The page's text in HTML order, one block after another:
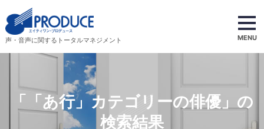
声・音声に関するトータルマネジメント MENU
「「あ行」カテゴリーの俳優」の
検索結果